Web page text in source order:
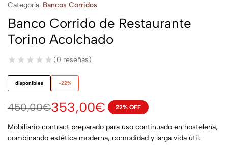
Categoría: Bancos Corridos
Banco Corrido de Restaurante
Torino Acolchado
★★★★★
★★★★★ (0 reseñas)
disponibles -22%
450,00€353,00€ 22% OFF
Mobiliario contract preparado para uso continuado en hostelería,
combinando estética moderna, comodidad y larga vida útil.